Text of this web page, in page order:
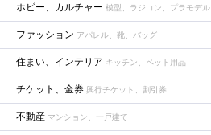
ホビー、カルチャー 模型、ラジコン、プラモデル
ファッション アパレル、靴、バッグ
住まい、インテリア キッチン、ペット用品
チケット、金券 興行チケット、割引券
不動産 マンション、一戸建て